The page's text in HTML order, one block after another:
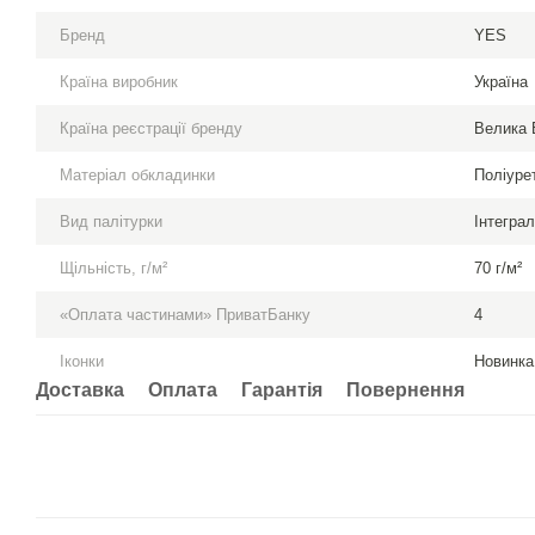
Бренд YES
Країна виробник Україна
Країна реєстрації бренду Велика
Матеріал обкладинки
Вид палітурки
Щільність, г/м² 70 г/м²
«Оплата частинами» ПриватБанку 4
Іконки Новинка
Доставка Оплата Гарантія Повернення